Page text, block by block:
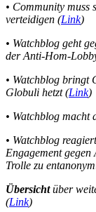
• Community
verteidigen (Link)
• Watchblog geht
der Anti-Hom-
• Watchblog bringt
Globuli hetzt (Link)
• Watchblog macht
• Watchblog
Engagement
Trolle zu
Übersichtüber
(Link)